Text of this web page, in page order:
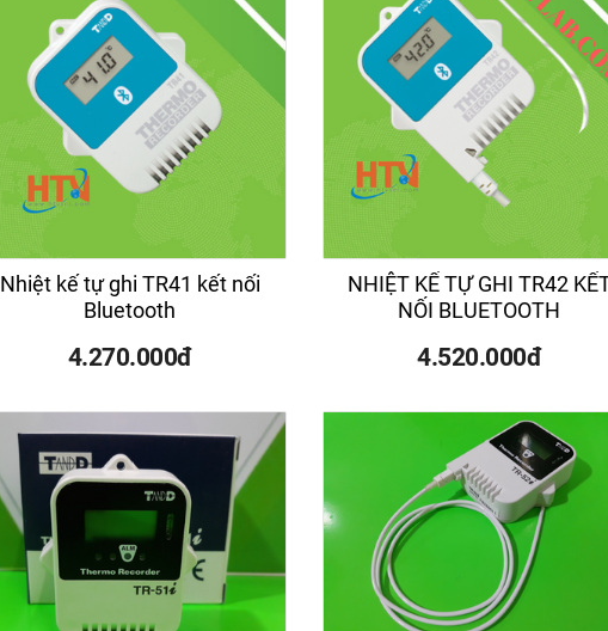
Nhiệt kế tự ghi TR41 kết nối
Bluetooth
4.270.000đ
NHIỆT KẾ TỰ GHI TR42
NỐI BLUETOOTH
4.520.000đ
Bể rửa siêu âm ASUSCN-22 Bể rửa siêu âm ASUSCN-30